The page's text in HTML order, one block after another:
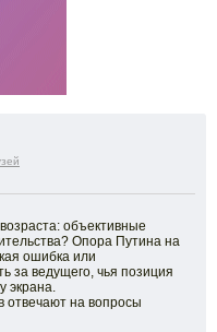
объективные
Опора Путина на
ошибка или
за ведущего, чья позиция
экрана.
на вопросы